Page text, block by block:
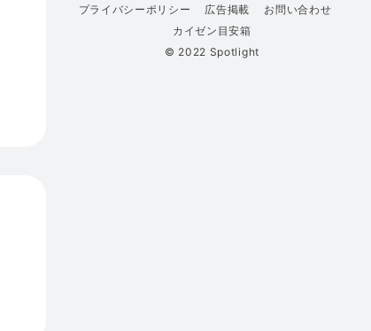
プライバシーポリシー
広告掲載
お問い合わせ
カイゼン目安箱
© 2022 Spotlight